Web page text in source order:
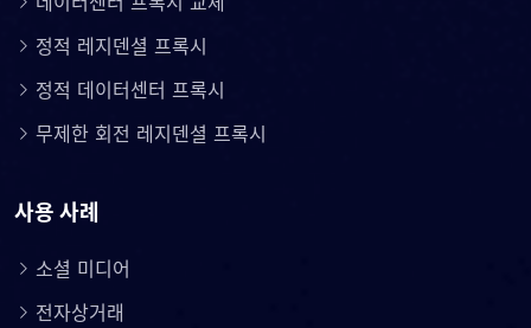
정적 레지덴셜 프록시
정적 데이터센터 프록시
무제한 회전 레지덴셜 프록시
사용 사례
소셜 미디어
전자상거래